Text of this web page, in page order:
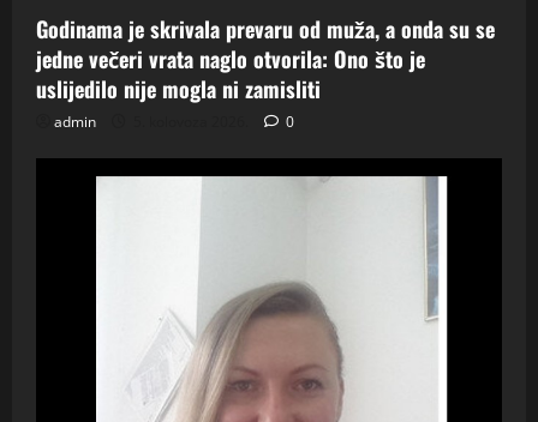
Godinama je skrivala prevaru od muža, a onda su se
jedne večeri vrata naglo otvorila: Ono što je
uslijedilo nije mogla ni zamisliti
admin 0